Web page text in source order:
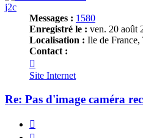
j2c
Messages : 1580
Enregistré le : ven. 20 août
Localisation : Ile de France,
Contact :
j2c
Site Internet
Re: Pas d'image caméra